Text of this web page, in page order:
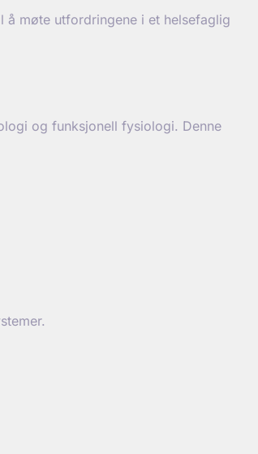
å møte utfordringene i et helsefaglig
og funksjonell fysiologi. Denne